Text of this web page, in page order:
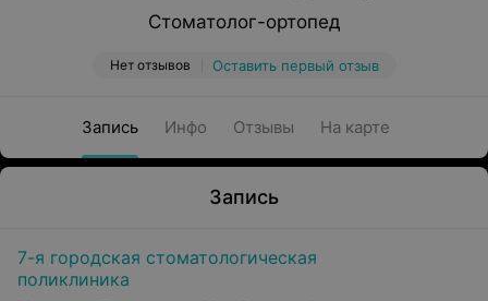
Стоматолог-ортопед
Нет отзывов Оставить первый отзыв
Запись Инфо Отзывы На карте
Запись
7-я городская стоматологическая
поликлиника